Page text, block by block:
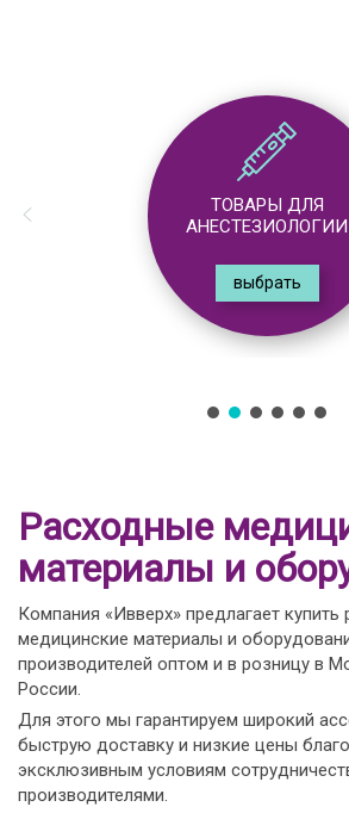
ТОВАРЫ ДЛЯ
АНЕСТЕЗИОЛОГИИ
выбрать
Расходные
материалы и
Компания «Ивверх» предлагает купить
медицинские материалы и
производителей оптом и в розницу в
России.
Для этого мы гарантируем широкий
быструю доставку и низкие цены
эксклюзивным условиям
производителями.